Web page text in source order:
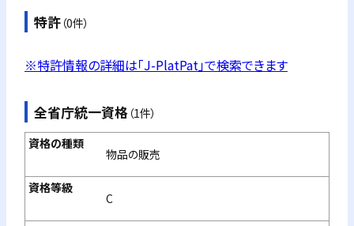
特許（0件）
※特許情報の詳細は「J-PlatPat」で検索できます
全省庁統一資格（1件）
物品の販売
C